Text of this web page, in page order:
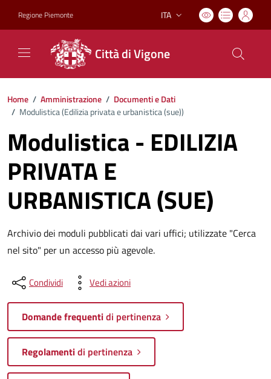
Regione Piemonte Lingua attiva:
ITA
Città di Vigone
Home / Amministrazione / Documenti e Dati
/ Modulistica (Edilizia privata e urbanistica (sue))
Modulistica - EDILIZIA
PRIVATA E
URBANISTICA (SUE)
Archivio dei moduli pubblicati dai vari uffici; utilizzate "Cerca
nel sito" per un accesso più agevole.
Condividi Vedi azioni
Domande frequentidi pertinenza
Regolamentidi pertinenza